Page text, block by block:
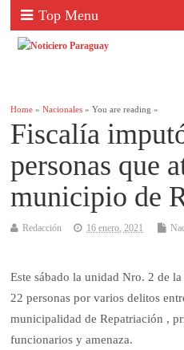
Top Menu
Home »Nacionales » You are reading »
Fiscalía
personas que
municipio de
Redacción 16 enero, 2021
Este sábado la unidad Nro. 2 de
22 personas por varios delitos
municipalidad de Repatriación ,
funcionarios y amenaza.